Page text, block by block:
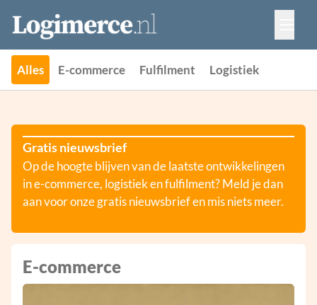
Vacatures
Events
Adverteren
Partners
Alles E-commerce Fulfilment Logistiek
Gratis nieuwsbrief
Op de hoogte blijven van de laatste ontwikkelingen
in e-commerce, logistiek en fulfilment? Meld je dan
aan voor onze gratis nieuwsbrief en mis niets meer.
E-commerce